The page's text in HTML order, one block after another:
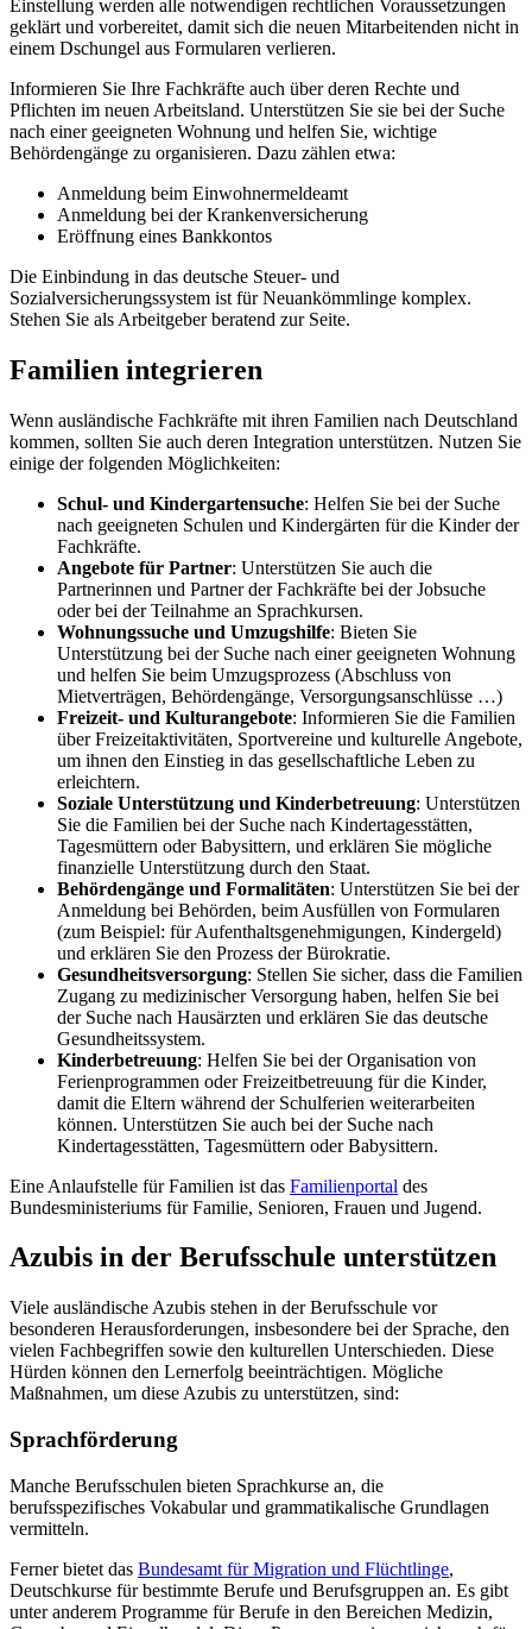
Einstellung werden alle notwendigen rechtlichen Voraussetzungen
geklärt und vorbereitet, damit sich die neuen Mitarbeitenden nicht in
einem Dschungel aus Formularen verlieren.
Informieren Sie Ihre Fachkräfte auch über deren Rechte und
Pflichten im neuen Arbeitsland. Unterstützen Sie sie bei der Suche
nach einer geeigneten Wohnung und helfen Sie, wichtige
Behördengänge zu organisieren. Dazu zählen etwa:
Anmeldung beim Einwohnermeldeamt
Anmeldung bei der Krankenversicherung
Eröffnung eines Bankkontos
Die Einbindung in das deutsche Steuer- und
Sozialversicherungssystem ist für Neuankömmlinge komplex.
Stehen Sie als Arbeitgeber beratend zur Seite.
Familien integrieren
Wenn ausländische Fachkräfte mit ihren Familien nach Deutschland
kommen, sollten Sie auch deren Integration unterstützen. Nutzen Sie
einige der folgenden Möglichkeiten:
Schul- und Kindergartensuche: Helfen Sie bei der Suche
nach geeigneten Schulen und Kindergärten für die Kinder der
Fachkräfte.
Angebote für Partner: Unterstützen Sie auch die
Partnerinnen und Partner der Fachkräfte bei der Jobsuche
oder bei der Teilnahme an Sprachkursen.
Wohnungssuche und Umzugshilfe: Bieten Sie
Unterstützung bei der Suche nach einer geeigneten Wohnung
und helfen Sie beim Umzugsprozess (Abschluss von
Mietverträgen, Behördengänge, Versorgungsanschlüsse …)
Freizeit- und Kulturangebote: Informieren Sie die Familien
über Freizeitaktivitäten, Sportvereine und kulturelle Angebote,
um ihnen den Einstieg in das gesellschaftliche Leben zu
erleichtern.
Soziale Unterstützung und Kinderbetreuung: Unterstützen
Sie die Familien bei der Suche nach Kindertagesstätten,
Tagesmüttern oder Babysittern, und erklären Sie mögliche
finanzielle Unterstützung durch den Staat.
Behördengänge und Formalitäten: Unterstützen Sie bei der
Anmeldung bei Behörden, beim Ausfüllen von Formularen
(zum Beispiel: für Aufenthaltsgenehmigungen, Kindergeld)
und erklären Sie den Prozess der Bürokratie.
Gesundheitsversorgung: Stellen Sie sicher, dass die Familien
Zugang zu medizinischer Versorgung haben, helfen Sie bei
der Suche nach Hausärzten und erklären Sie das deutsche
Gesundheitssystem.
Kinderbetreuung: Helfen Sie bei der Organisation von
Ferienprogrammen oder Freizeitbetreuung für die Kinder,
damit die Eltern während der Schulferien weiterarbeiten
können. Unterstützen Sie auch bei der Suche nach
Kindertagesstätten, Tagesmüttern oder Babysittern.
Eine Anlaufstelle für Familien ist das Familienportal des
Bundesministeriums für Familie, Senioren, Frauen und Jugend.
Azubis in der Berufsschule unterstützen
Viele ausländische Azubis stehen in der Berufsschule vor
besonderen Herausforderungen, insbesondere bei der Sprache, den
vielen Fachbegriffen sowie den kulturellen Unterschieden. Diese
Hürden können den Lernerfolg beeinträchtigen. Mögliche
Maßnahmen, um diese Azubis zu unterstützen, sind:
Sprachförderung
Manche Berufsschulen bieten Sprachkurse an, die
berufsspezifisches Vokabular und grammatikalische Grundlagen
vermitteln.
Ferner bietet das Bundesamt für Migration und Flüchtlinge,
Deutschkurse für bestimmte Berufe und Berufsgruppen an. Es gibt
unter anderem Programme für Berufe in den Bereichen Medizin,